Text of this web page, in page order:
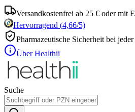
Versandkostenfrei ab 25 € oder mit
Hervorragend (4,66/5)
Pharmazeutische Sicherheit bei
Über Healthii
Suche